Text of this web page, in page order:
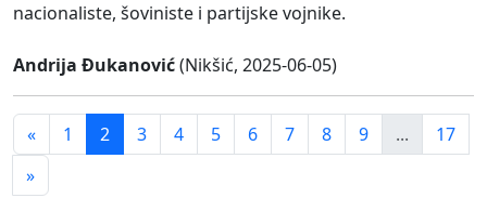
nacionaliste, šoviniste i partijske vojnike.
Andrija Đukanović(Nikšić, 2025-06-05)
« 1 2 3 4 5 6 7 8 9 ...
17
»